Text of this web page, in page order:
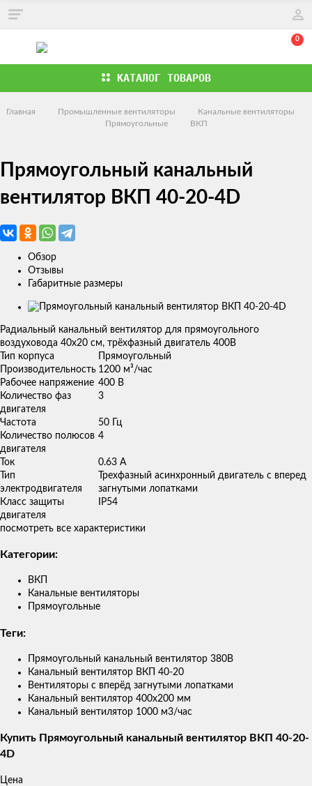
0
КАТАЛОГ ТОВАРОВ
Главная Промышленные вентиляторы
Канальные вентиляторы
Прямоугольные
ВКП
Прямоугольный канальный
вентилятор ВКП 40-20-4D
Обзор
Отзывы
Габаритные размеры
Изображения
товаров
Радиальный канальный вентилятор для прямоугольного
воздуховода 40х20 см, трёхфазный двигатель 400В
Тип корпуса
Прямоугольный
Производительность 1200 м³/час
Рабочее напряжение 400 В
Количество фаз
двигателя
3
Частота
50 Гц
Количество полюсов
двигателя
4
Ток
0.63 А
Тип
электродвигателя
Трехфазный асинхронный двигатель с вперед
загнутыми лопатками
Класс защиты
двигателя
IP54
посмотреть все характеристики
Категории:
ВКП
Канальные вентиляторы
Прямоугольные
Теги:
Прямоугольный канальный вентилятор 380В
Канальный вентилятор ВКП 40-20
Вентиляторы с вперёд загнутыми лопатками
Канальный вентилятор 400x200 мм
Канальный вентилятор 1000 м3/час
Купить Прямоугольный канальный вентилятор ВКП 40-20-
4D
Цена